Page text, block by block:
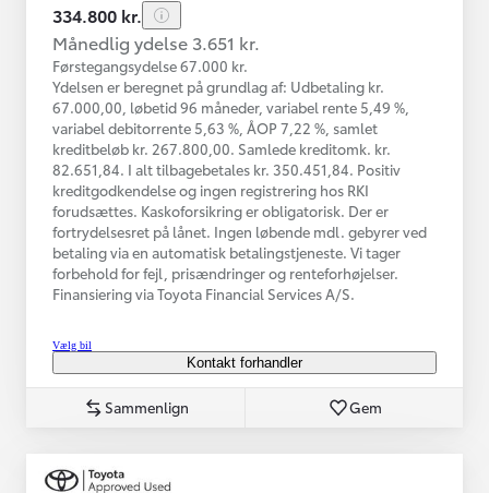
334.800 kr.
Månedlig ydelse 3.651 kr.
Førstegangsydelse 67.000 kr.
Ydelsen er beregnet på grundlag af: Udbetaling kr.
67.000,00, løbetid 96 måneder, variabel rente 5,49 %,
variabel debitorrente 5,63 %, ÅOP 7,22 %, samlet
kreditbeløb kr. 267.800,00. Samlede kreditomk. kr.
82.651,84. I alt tilbagebetales kr. 350.451,84. Positiv
kreditgodkendelse og ingen registrering hos RKI
forudsættes. Kaskoforsikring er obligatorisk. Der er
fortrydelsesret på lånet. Ingen løbende mdl. gebyrer ved
betaling via en automatisk betalingstjeneste. Vi tager
forbehold for fejl, prisændringer og renteforhøjelser.
Finansiering via Toyota Financial Services A/S.
Vælg bil
Kontakt forhandler
Sammenlign Gem